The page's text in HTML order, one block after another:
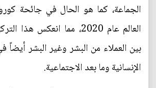
الجماعة، كما هو الحال في جائحة
العالم عام 2020، مما انعكس
بين العملاء من البشر وغير البشر أيضاً
الإنسانية وما بعد الاجتماعية.